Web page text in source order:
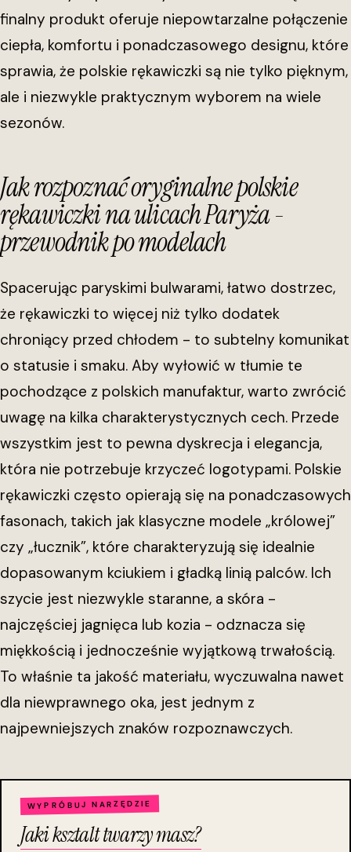
finalny produkt oferuje niepowtarzalne połączenie
ciepła, komfortu i ponadczasowego designu, które
sprawia, że polskie rękawiczki są nie tylko pięknym,
ale i niezwykle praktycznym wyborem na wiele
sezonów.
Jak rozpoznać oryginalne polskie
rękawiczki na ulicach Paryża -
przewodnik po modelach
Spacerując paryskimi bulwarami, łatwo dostrzec,
że rękawiczki to więcej niż tylko dodatek
chroniący przed chłodem - to subtelny komunikat
o statusie i smaku. Aby wyłowić w tłumie te
pochodzące z polskich manufaktur, warto zwrócić
uwagę na kilka charakterystycznych cech. Przede
wszystkim jest to pewna dyskrecja i elegancja,
która nie potrzebuje krzyczeć logotypami. Polskie
rękawiczki często opierają się na ponadczasowych
fasonach, takich jak klasyczne modele „królowej”
czy „łucznik”, które charakteryzują się idealnie
dopasowanym kciukiem i gładką linią palców. Ich
szycie jest niezwykle staranne, a skóra -
najczęściej jagnięca lub kozia - odznacza się
miękkością i jednocześnie wyjątkową trwałością.
To właśnie ta jakość materiału, wyczuwalna nawet
dla niewprawnego oka, jest jednym z
najpewniejszych znaków rozpoznawczych.
WYPRÓBUJ NARZĘDZIE
Jaki ksztalt twarzy masz?